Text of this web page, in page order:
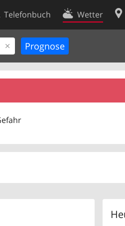
Telefonbuch Wetter
Kontakt
Nutzungsbedingungen
Datenschutzerklärung